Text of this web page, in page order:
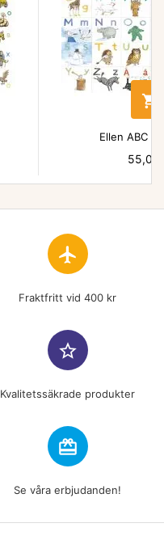

Ellen ABC
Pris
55,00
flight
Fraktfritt vid 400 kr
star_border
Kvalitetssäkrade produkter
redeem
Se våra erbjudanden!